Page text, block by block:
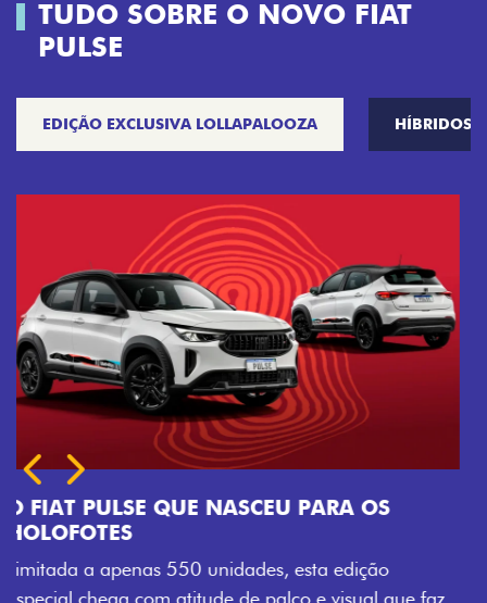
TUDO SOBRE O NOVO FIAT
PULSE
EDIÇÃO EXCLUSIVA LOLLAPALOOZA HÍBRIDOS